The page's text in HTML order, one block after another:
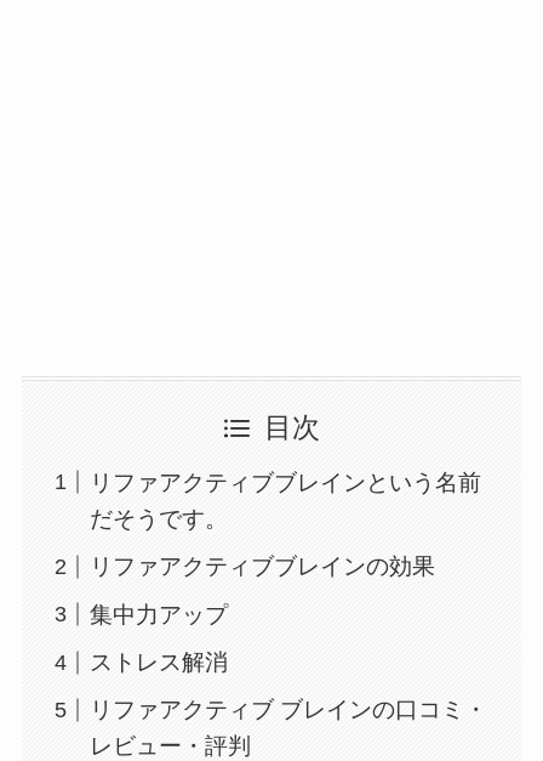
目次
リファアクティブブレインという名前
だそうです。
リファアクティブブレインの効果
集中力アップ
ストレス解消
リファアクティブ ブレインの口コミ・
レビュー・評判